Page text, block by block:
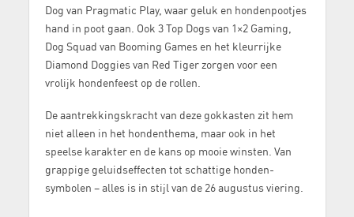
Dog van Pragmatic Play, waar geluk en hondenpootjes
hand in poot gaan. Ook 3 Top Dogs van 1×2 Gaming,
Dog Squad van Booming Games en het kleurrijke
Diamond Doggies van Red Tiger zorgen voor een
vrolijk hondenfeest op de rollen.
De aantrekkingskracht van deze gokkasten zit hem
niet alleen in het hondenthema, maar ook in het
speelse karakter en de kans op mooie winsten. Van
grappige geluidseffecten tot schattige honden-
symbolen – alles is in stijl van de 26 augustus viering.